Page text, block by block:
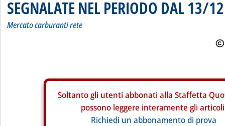
SEGNALATE NEL PERIODO DAL 13/
Mercato carburanti rete
Soltanto gli utenti abbonati alla Staffetta
possono leggere interamente gli
Richiedi un abbonamento di prova